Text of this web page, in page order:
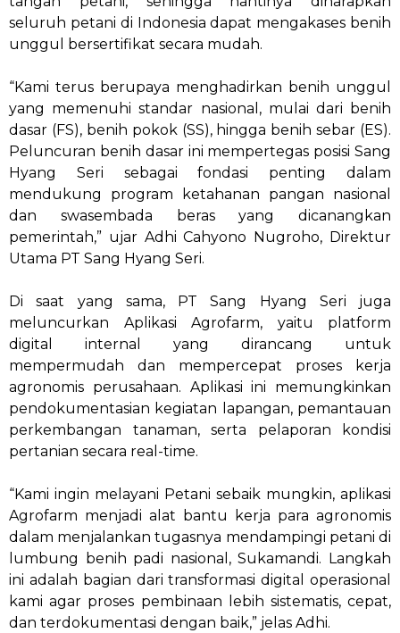
seluruh petani di Indonesia dapat mengakases benih
unggul bersertifikat secara mudah.
“Kami terus berupaya menghadirkan benih unggul
yang memenuhi standar nasional, mulai dari benih
dasar (FS), benih pokok (SS), hingga benih sebar (ES).
Peluncuran benih dasar ini mempertegas posisi Sang
Hyang Seri sebagai fondasi penting dalam
mendukung program ketahanan pangan nasional
dan swasembada beras yang dicanangkan
pemerintah,” ujar Adhi Cahyono Nugroho, Direktur
Utama PT Sang Hyang Seri.
Di saat yang sama, PT Sang Hyang Seri juga
meluncurkan Aplikasi Agrofarm, yaitu platform
digital internal yang dirancang untuk
mempermudah dan mempercepat proses kerja
agronomis perusahaan. Aplikasi ini memungkinkan
pendokumentasian kegiatan lapangan, pemantauan
perkembangan tanaman, serta pelaporan kondisi
pertanian secara real-time.
“Kami ingin melayani Petani sebaik mungkin, aplikasi
Agrofarm menjadi alat bantu kerja para agronomis
dalam menjalankan tugasnya mendampingi petani di
lumbung benih padi nasional, Sukamandi. Langkah
ini adalah bagian dari transformasi digital operasional
kami agar proses pembinaan lebih sistematis, cepat,
dan terdokumentasi dengan baik,” jelas Adhi.